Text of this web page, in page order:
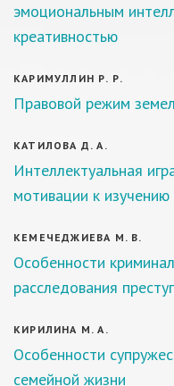
эмоциональным
креативностью
КАРИМУЛЛИН Р. Р.
Правовой режим
КАТИЛОВА Д. А.
Интеллектуальная
мотивации к
КЕМЕЧЕДЖИЕВА М. В.
Особенности
расследования
КИРИЛИНА М. А.
Особенности
семейной жизни